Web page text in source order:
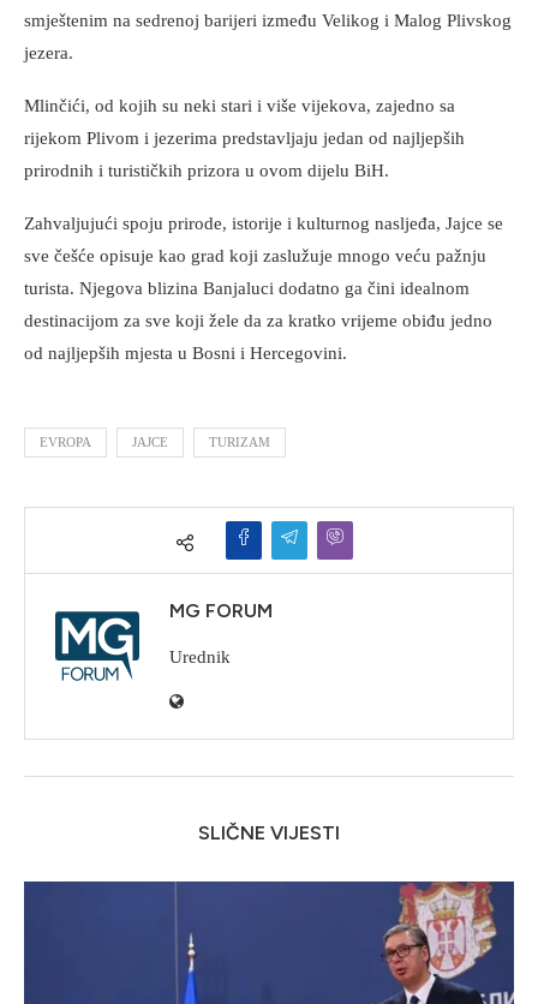
smještenim na sedrenoj barijeri između Velikog i Malog Plivskog
jezera.
Mlinčići, od kojih su neki stari i više vijekova, zajedno sa
rijekom Plivom i jezerima predstavljaju jedan od najljepših
prirodnih i turističkih prizora u ovom dijelu BiH.
Zahvaljujući spoju prirode, istorije i kulturnog nasljeđa, Jajce se
sve češće opisuje kao grad koji zaslužuje mnogo veću pažnju
turista. Njegova blizina Banjaluci dodatno ga čini idealnom
destinacijom za sve koji žele da za kratko vrijeme obiđu jedno
od najljepših mjesta u Bosni i Hercegovini.
EVROPA JAJCE TURIZAM
MG FORUM
Urednik
SLIČNE VIJESTI